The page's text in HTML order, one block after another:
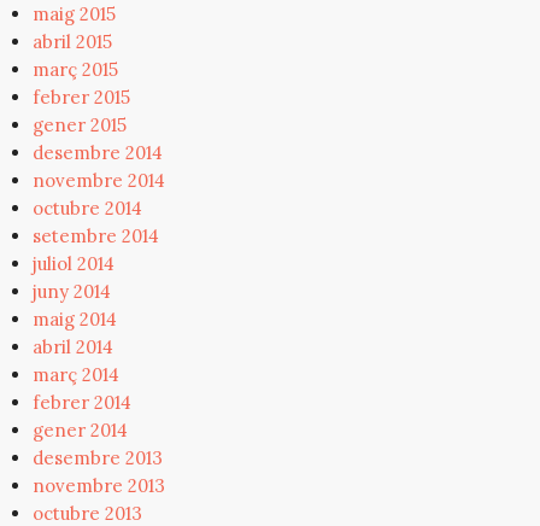
maig 2015
abril 2015
març 2015
febrer 2015
gener 2015
desembre 2014
novembre 2014
octubre 2014
setembre 2014
juliol 2014
juny 2014
maig 2014
abril 2014
març 2014
febrer 2014
gener 2014
desembre 2013
novembre 2013
octubre 2013